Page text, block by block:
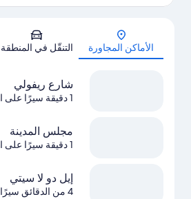
الخريطة
الأماكن المجاورة التنقّل في المنطقة
شارع ريفولي
1 دقيقة سيرًا على الأقدام
مجلس المدينة
1 دقيقة سيرًا على الأقدام
إيل دو لا سيتي
4 من الدقائق سيرًا على الأقدام